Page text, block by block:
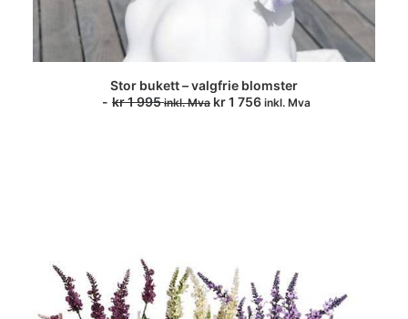
LEGG I HANDLEKURV
Stor bukett – valgfrie blomster
kr1 995 inkl. Mva kr1 756 inkl. Mva